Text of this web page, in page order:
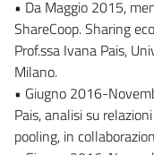
• Da Maggio 2015,
ShareCoop. Sharing
Prof.ssa Ivana Pais,
Milano.
• Giugno 2016-
Pais, analisi su
pooling, in